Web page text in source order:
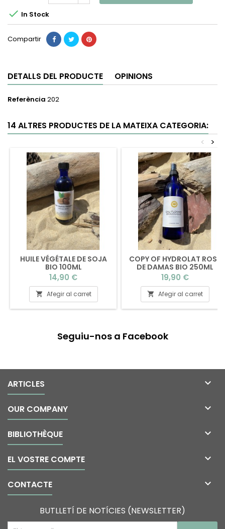
 In Stock
Compartir
DETALLS DEL PRODUCTE OPINIONS
Referència 202
14 ALTRES PRODUCTES DE LA MATEIXA CATEGORIA:
>
<
HUILE VÉGÉTALE DE SOJA
BIO 100ML
Preu
14,90 €
 Afegir al carret
COPY OF HYDROLAT ROSE
DE DAMAS BIO 250ML
(BOUCHON)
Preu
19,90 €
 Afegir al carret
Seguiu-nos a Facebook
ARTICLES 
OUR COMPANY 
BIBLIOTHÈQUE 
EL VOSTRE COMPTE 
CONTACTE 
BUTLLETÍ DE NOTÍCIES (NEWSLETTER)